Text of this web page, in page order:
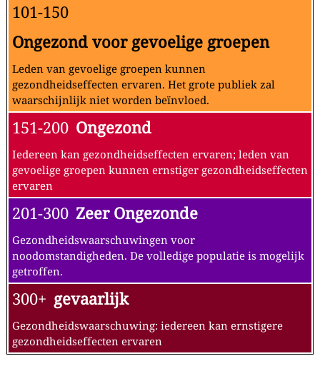
101-150
Ongezond voor gevoelige groepen
Leden van gevoelige groepen kunnen
gezondheidseffecten ervaren. Het grote publiek zal
waarschijnlijk niet worden beïnvloed.
151-200 Ongezond
Iedereen kan gezondheidseffecten ervaren; leden van
gevoelige groepen kunnen ernstiger gezondheidseffecten
ervaren
201-300 Zeer Ongezonde
Gezondheidswaarschuwingen voor
noodomstandigheden. De volledige populatie is mogelijk
getroffen.
300+ gevaarlijk
Gezondheidswaarschuwing: iedereen kan ernstigere
gezondheidseffecten ervaren